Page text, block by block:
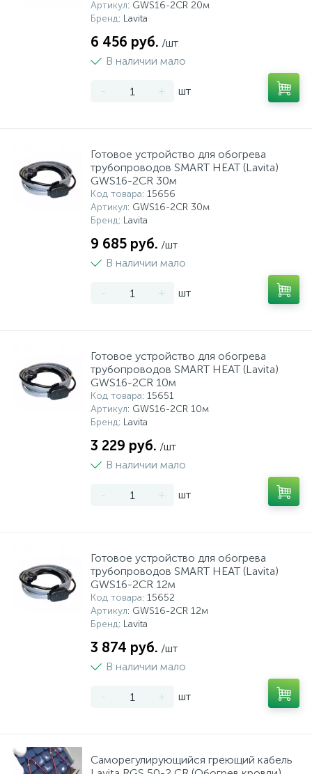
Артикул: GWS16-2CR 20м
Бренд: Lavita
6 456 руб. /шт
В наличии мало
- + шт
Готовое устройство для обогрева
трубопроводов SMART HEAT (Lavita)
GWS16-2CR 30м
Код товара: 15656
Артикул: GWS16-2CR 30м
Бренд: Lavita
9 685 руб. /шт
В наличии мало
- + шт
Готовое устройство для обогрева
трубопроводов SMART HEAT (Lavita)
GWS16-2CR 10м
Код товара: 15651
Артикул: GWS16-2CR 10м
Бренд: Lavita
3 229 руб. /шт
В наличии мало
- + шт
Готовое устройство для обогрева
трубопроводов SMART HEAT (Lavita)
GWS16-2CR 12м
Код товара: 15652
Артикул: GWS16-2CR 12м
Бренд: Lavita
3 874 руб. /шт
В наличии мало
- + шт
Саморегулирующийся греющий кабель